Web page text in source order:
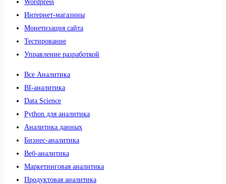
Wordpress
Интернет-магазины
Монетизация сайта
Тестирование
Управление разработкой
Все Аналитика
BI-аналитика
Data Science
Python для аналитика
Аналитика данных
Бизнес-аналитика
Веб-аналитика
Маркетинговая аналитика
Продуктовая аналитика